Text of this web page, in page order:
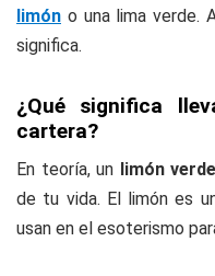
limón o una lima verde.
significa.
¿Qué significa
cartera?
En teoría, un limón verde
de tu vida. El limón es
usan en el esoterismo